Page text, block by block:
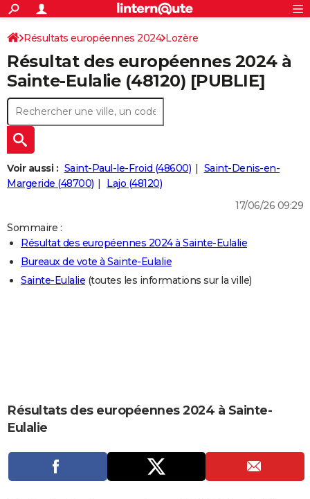
ACTUALITÉS
Politique
Société
Faits Divers
Education
Monde
Villes
+
SPORT
Coupe du monde 2026
Football
Tennis
Cyclisme
Rugby
Forum
CULTURE
Programme TV
TNT
Streaming
Cinéma
Sorties cinéma
Musique
+
FINANCE
Retraite
Impôts
Epargne
Immobilier
Risques naturels par ville
Banque
Assurance
Crédit
AUTO
Essais
Réserver un essai
Citadines
Berlines
SUV
Forum auto
+
HIGH-TECH
Mobiles
Meilleur smartphone
Internet
Ordinateurs
Jeux vidéo
Guide high-tech
+
BRICOLAGE
Guides de France
Escapades
Patrimoine
Expositions
Musées
Week-end nature
LIFESTYLE
Art de vivre
Bien-être
Loisirs
Mode
Modes de vie
CARTE DE VOEUX
Carte de Noël
Carte Bonne année
Carte Saint-Valentin
Carte Pâques
Carte d'anniversaire
Dictionnaire
Biographies
Expressions
Proverbes
PROGRAMME TV
S'inscrire
Connexion
Résultats européennes 2024 Lozère
Résultat des européennes 2024 à
Sainte-Eulalie (48120) [PUBLIE]
Voir aussi : Saint-Paul-le-Froid (48600)
Saint-Denis-en-
Margeride (48700)
Lajo (48120)
17/06/26 09:29
Sommaire :
Résultat des européennes 2024 à Sainte-Eulalie
Bureaux de vote à Sainte-Eulalie
Sainte-Eulalie (toutes les informations sur la ville)
Résultats des européennes 2024 à Sainte-
Eulalie